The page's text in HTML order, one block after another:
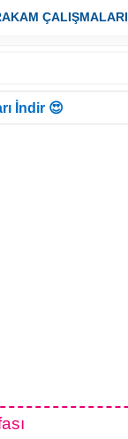
ÇALIŞMALARI
İndir 😍